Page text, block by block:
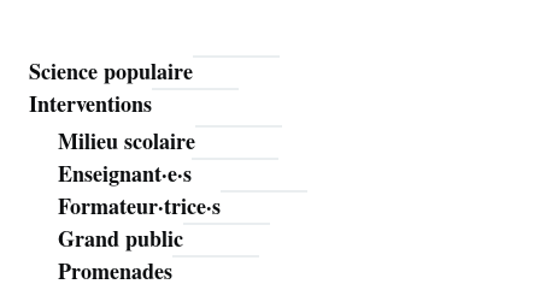
Mathoms
Science populaire
Interventions
Milieu scolaire
Enseignant·e·s
Formateur·trice·s
Grand public
Promenades